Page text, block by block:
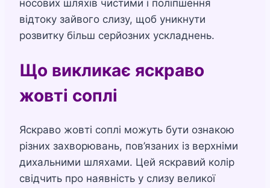
носових шляхів чистими і поліпшення
відтоку зайвого слизу, щоб уникнути
розвитку більш серйозних ускладнень.
Що викликає яскраво
жовті соплі
Яскраво жовті соплі можуть бути ознакою
різних захворювань, пов’язаних із верхніми
дихальними шляхами. Цей яскравий колір
свідчить про наявність у слизу великої